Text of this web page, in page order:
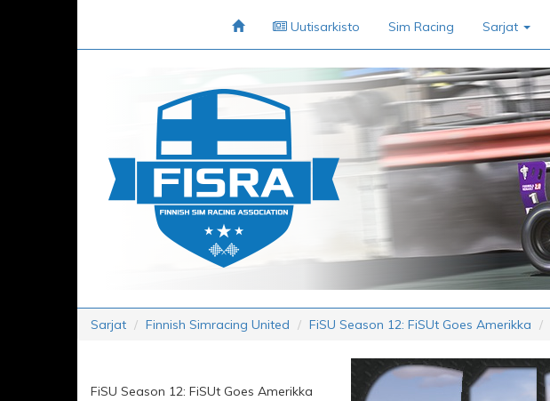
Uutisarkisto Sim Racing Sarjat
Sarjat Finnish Simracing United FiSU Season 12: FiSUt Goes Amerikka
FiSU Season 12: FiSUt Goes Amerikka